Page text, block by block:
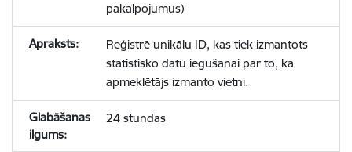
pakalpojumus)
Reģistrē unikālu ID, kas tiek izmantots
statistisko datu iegūšanai par to, kā
apmeklētājs izmanto vietni.
24 stundas